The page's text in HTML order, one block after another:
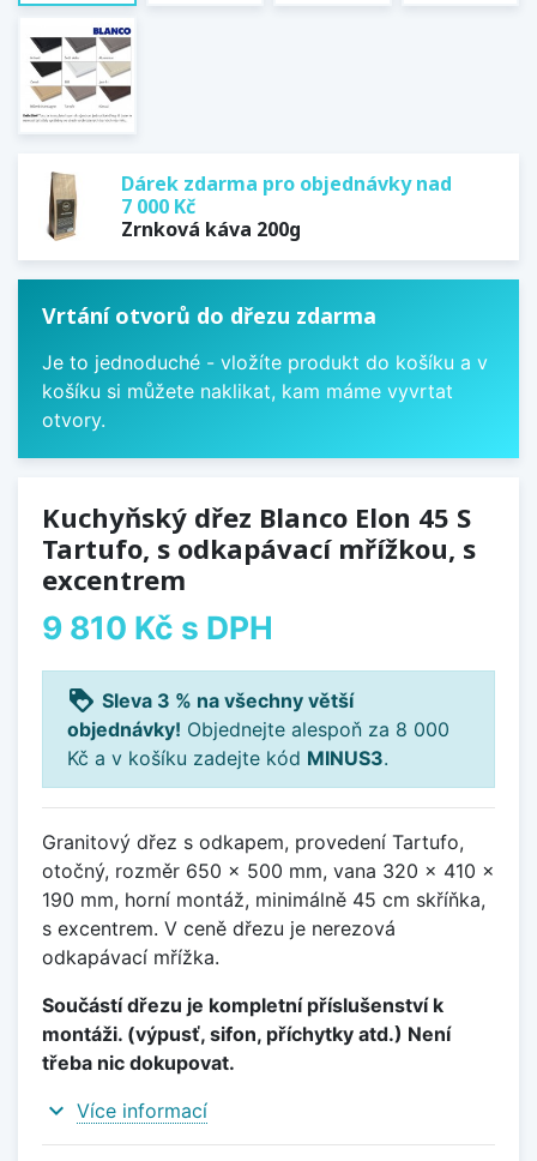
Dárek zdarma pro objednávky nad
7 000 Kč
Zrnková káva 200g
Vrtání otvorů do dřezu zdarma
Je to jednoduché - vložíte produkt do košíku a v
košíku si můžete naklikat, kam máme vyvrtat
otvory.
Kuchyňský dřez Blanco Elon 45 S
Tartufo, s odkapávací mřížkou, s
excentrem
9 810 Kč s DPH
loyalty Sleva 3 % na všechny větší
objednávky! Objednejte alespoň za 8 000
Kč a v košíku zadejte kód MINUS3.
Granitový dřez s odkapem, provedení Tartufo,
otočný, rozměr 650 x 500 mm, vana 320 x 410 x
190 mm, horní montáž, minimálně 45 cm skříňka,
s excentrem. V ceně dřezu je nerezová
odkapávací mřížka.
Součástí dřezu je kompletní příslušenství k
montáži. (výpusť, sifon, příchytky atd.) Není
třeba nic dokupovat.
expand_more Více informací